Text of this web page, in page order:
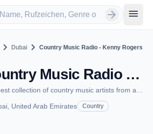
arrow_forward menu
chevron_right Dubai chevron_right Country Music Radio - Kenny Rogers
Country Music Radio - Kenny Rogers - Dubai
United Arab Emirates Country